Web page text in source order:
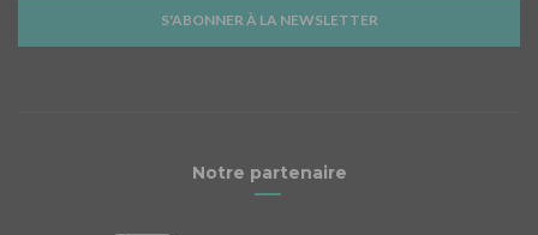
S'ABONNER À LA NEWSLETTER
Notre partenaire